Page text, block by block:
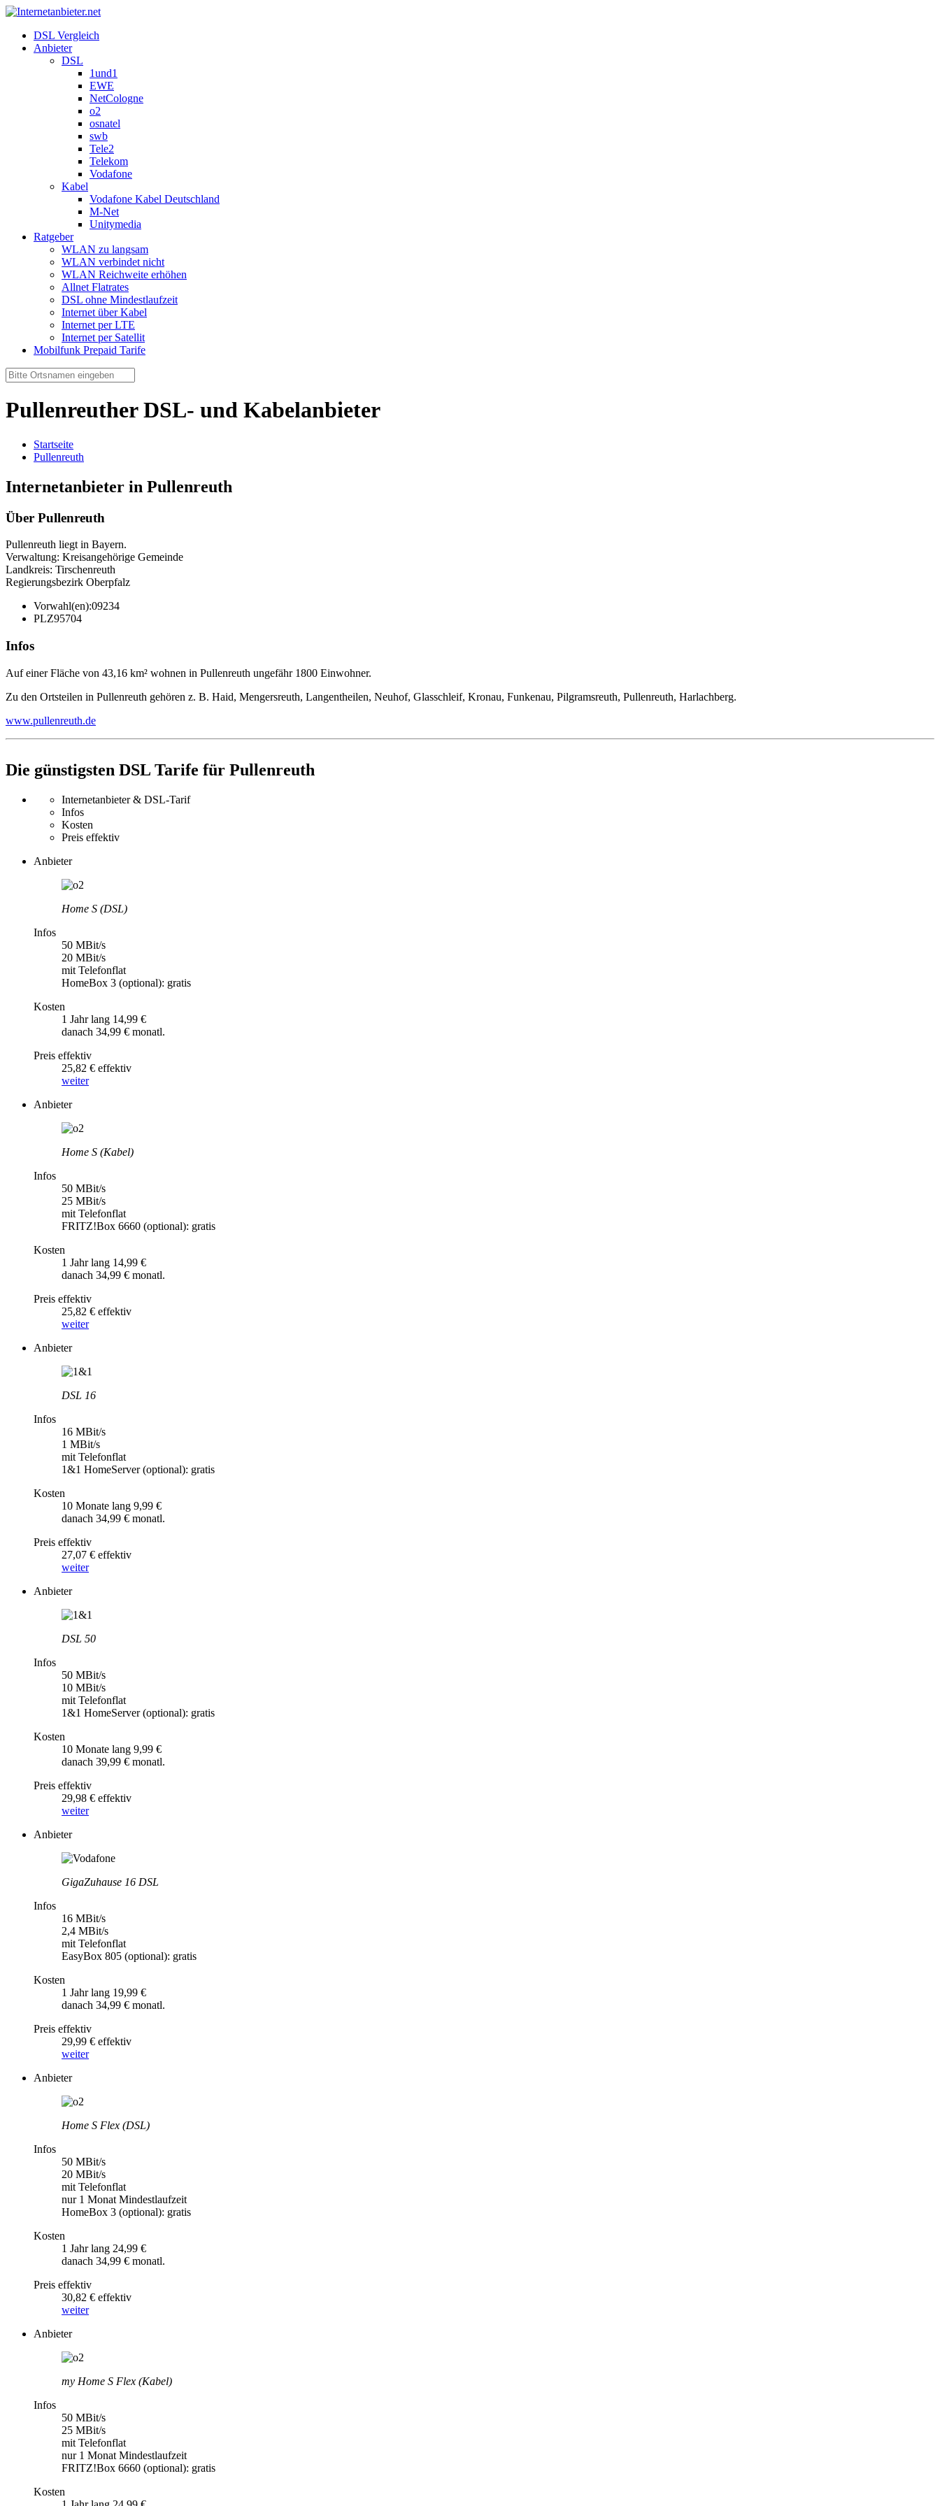
DSL Vergleich
Anbieter
DSL
1und1
EWE
NetCologne
o2
osnatel
swb
Tele2
Telekom
Vodafone
Kabel
Vodafone Kabel Deutschland
M-Net
Unitymedia
Ratgeber
WLAN zu langsam
WLAN verbindet nicht
WLAN Reichweite erhöhen
Allnet Flatrates
DSL ohne Mindestlaufzeit
Internet über Kabel
Internet per LTE
Internet per Satellit
Mobilfunk Prepaid Tarife
Pullenreuther DSL- und Kabelanbieter
Startseite
Pullenreuth
Internetanbieter in Pullenreuth
Über Pullenreuth
Pullenreuth liegt in Bayern.
Verwaltung: Kreisangehörige Gemeinde
Landkreis: Tirschenreuth
Regierungsbezirk Oberpfalz
Vorwahl(en):09234
PLZ95704
Infos
Auf einer Fläche von 43,16 km² wohnen in Pullenreuth ungefähr 1800 Einwohner.
Zu den Ortsteilen in Pullenreuth gehören z. B. Haid, Mengersreuth, Langentheilen, Neuhof, Glasschleif, Kronau, Funkenau, Pilgramsreuth, Pullenreuth, Harlachberg.
www.pullenreuth.de
Die günstigsten DSL Tarife für Pullenreuth
Internetanbieter & DSL-Tarif
Infos
Kosten
Preis effektiv
Anbieter
Home S (DSL)
Infos
50 MBit/s
20 MBit/s
mit Telefonflat
HomeBox 3 (optional): gratis
Kosten
1 Jahr lang 14,99 €
danach 34,99 € monatl.
Preis effektiv
25,82 € effektiv
weiter
Anbieter
Home S (Kabel)
Infos
50 MBit/s
25 MBit/s
mit Telefonflat
FRITZ!Box 6660 (optional): gratis
Kosten
1 Jahr lang 14,99 €
danach 34,99 € monatl.
Preis effektiv
25,82 € effektiv
weiter
Anbieter
DSL 16
Infos
16 MBit/s
1 MBit/s
mit Telefonflat
1&1 HomeServer (optional): gratis
Kosten
10 Monate lang 9,99 €
danach 34,99 € monatl.
Preis effektiv
27,07 € effektiv
weiter
Anbieter
DSL 50
Infos
50 MBit/s
10 MBit/s
mit Telefonflat
1&1 HomeServer (optional): gratis
Kosten
10 Monate lang 9,99 €
danach 39,99 € monatl.
Preis effektiv
29,98 € effektiv
weiter
Anbieter
GigaZuhause 16 DSL
Infos
16 MBit/s
2,4 MBit/s
mit Telefonflat
EasyBox 805 (optional): gratis
Kosten
1 Jahr lang 19,99 €
danach 34,99 € monatl.
Preis effektiv
29,99 € effektiv
weiter
Anbieter
Home S Flex (DSL)
Infos
50 MBit/s
20 MBit/s
mit Telefonflat
nur 1 Monat Mindestlaufzeit
HomeBox 3 (optional): gratis
Kosten
1 Jahr lang 24,99 €
danach 34,99 € monatl.
Preis effektiv
30,82 € effektiv
weiter
Anbieter
my Home S Flex (Kabel)
Infos
50 MBit/s
25 MBit/s
mit Telefonflat
nur 1 Monat Mindestlaufzeit
FRITZ!Box 6660 (optional): gratis
Kosten